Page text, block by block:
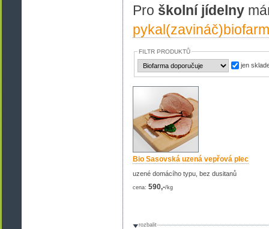
Pro školní jídelny
FILTR PRODUKTŮ
jen
Bio Sasovská uzená vepřová plec
uzené domácího typu, bez dusitanů
cena: 590,-/kg
rozbalit